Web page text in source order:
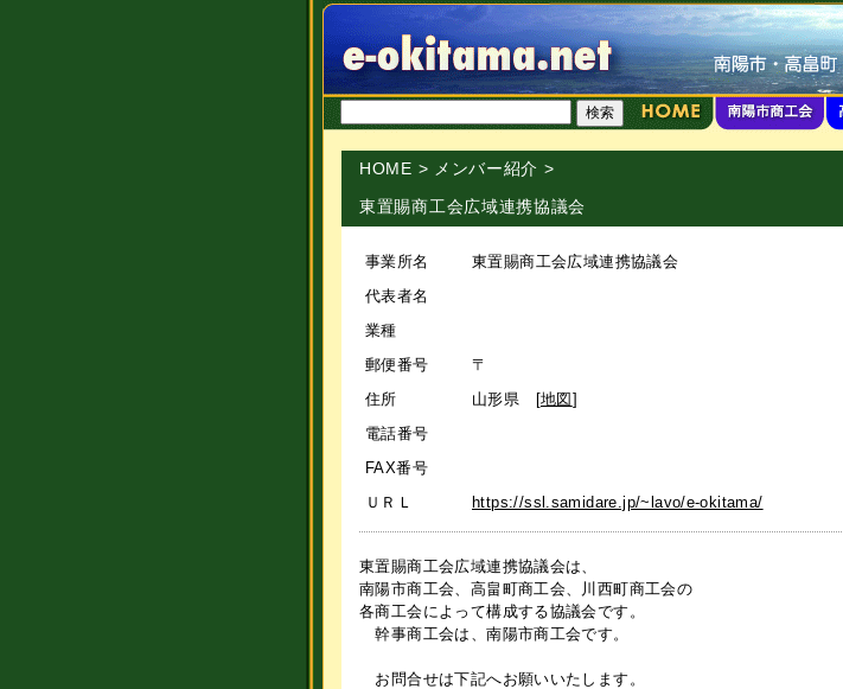
HOME > メンバー紹介 >
東置賜商工会広域連携協議会
事業所名
東置賜商工会広域連携協議会
代表者名
業種
郵便番号
〒
住所
山形県 [地図 ]
電話番号
FAX番号
ＵＲＬ
https://ssl.samidare.jp/~lavo/e-okitama/
東置賜商工会広域連携協議会は、
南陽市商工会、高畠町商工会、川西町商工会の
各商工会によって構成する協議会です。
幹事商工会は、南陽市商工会です。
お問合せは下記へお願いいたします。